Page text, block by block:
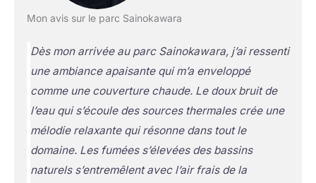
Mon avis sur le parc Sainokawara
Dès mon arrivée au parc Sainokawara, j’ai ressenti
une ambiance apaisante qui m’a enveloppé
comme une couverture chaude. Le doux bruit de
l’eau qui s’écoule des sources thermales crée une
mélodie relaxante qui résonne dans tout le
domaine. Les fumées s’élevées des bassins
naturels s’entremêlent avec l’air frais de la